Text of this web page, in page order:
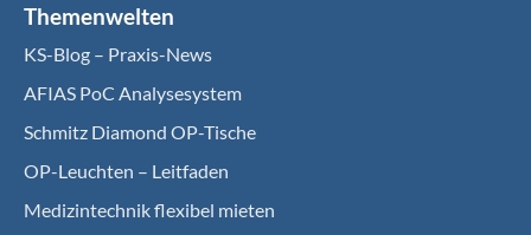
Themenwelten
KS-Blog – Praxis-News
AFIAS PoC Analysesystem
Schmitz Diamond OP-Tische
OP-Leuchten – Leitfaden
Medizintechnik flexibel mieten